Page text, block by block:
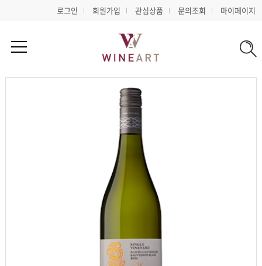
로그인 회원가입 관심상품 문의조회 마이페이지